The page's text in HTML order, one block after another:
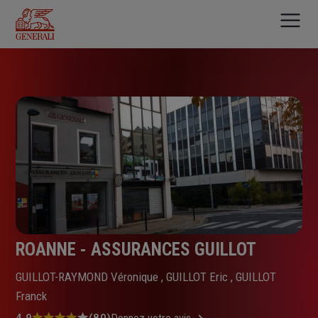
contenu
principal
ROANNE - ASSURANCES GUILLOT
GUILLOT-RAYMOND Véronique , GUILLOT Eric , GUILLOT
Franck